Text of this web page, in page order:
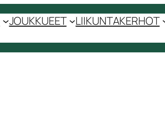
JOUKKUEET LIIKUNTAKERHOT